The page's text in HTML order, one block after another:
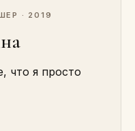
· 2019
что я просто